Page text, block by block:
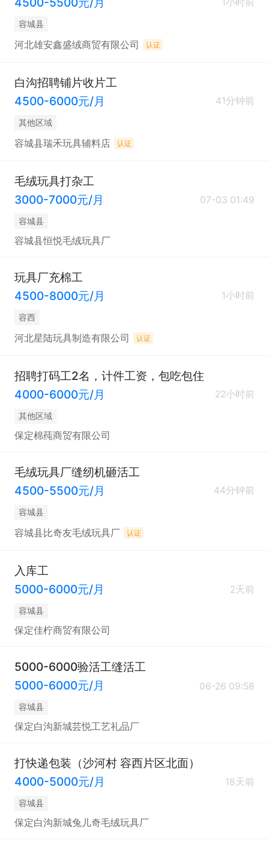
容城县
河北雄安鑫盛绒商贸有限公司 认证
白沟招聘铺片收片工
4500-6000元/月
41分钟前
其他区域
容城县瑞禾玩具辅料店 认证
毛绒玩具打杂工
3000-7000元/月
07-03 01:49
容城县
容城县恒悦毛绒玩具厂
玩具厂充棉工
4500-8000元/月
1小时前
容西
河北星陆玩具制造有限公司 认证
招聘打码工2名，计件工资，包吃包住
4000-6000元/月
22小时前
其他区域
保定棉莼商贸有限公司
毛绒玩具厂缝纫机砸活工
4500-5500元/月
44分钟前
容城县
容城县比奇友毛绒玩具厂 认证
入库工
5000-6000元/月
2天前
容城县
保定佳柠商贸有限公司
5000-6000验活工缝活工
5000-6000元/月
06-26 09:58
容城县
保定白沟新城芸悦工艺礼品厂
打快递包装（沙河村 容西片区北面）
4000-5000元/月
18天前
容城县
保定白沟新城兔儿奇毛绒玩具厂